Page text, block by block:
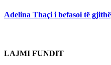
Adelina Thaçi i befasoi të
LAJMI FUNDIT